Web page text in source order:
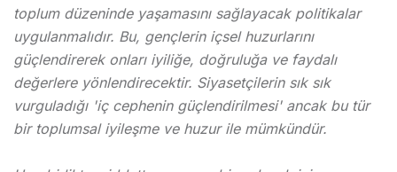
toplum düzeninde yaşamasını sağlayacak politikalar
uygulanmalıdır. Bu, gençlerin içsel huzurlarını
güçlendirerek onları iyiliğe, doğruluğa ve faydalı
değerlere yönlendirecektir. Siyasetçilerin sık sık
vurguladığı 'iç cephenin güçlendirilmesi' ancak bu tür
bir toplumsal iyileşme ve huzur ile mümkündür.